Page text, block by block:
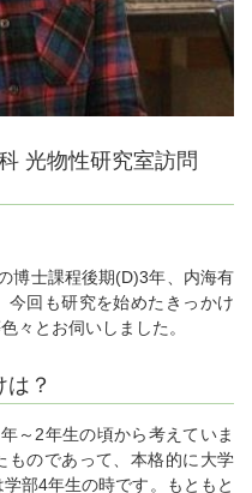
光物性研究室訪問
博士課程後期(D)3年、内海有
今回も研究を始めたきっかけ
々とお伺いしました。
？
～2年生の頃から考えていま
ものであって、本格的に大学
部4年生の時です。もともと